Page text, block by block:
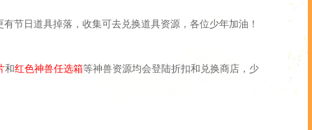
节日道具掉落，收集可去兑换道具资源，各位少年加油！
和红色神兽任选箱等神兽资源均会登陆折扣和兑换商店，少